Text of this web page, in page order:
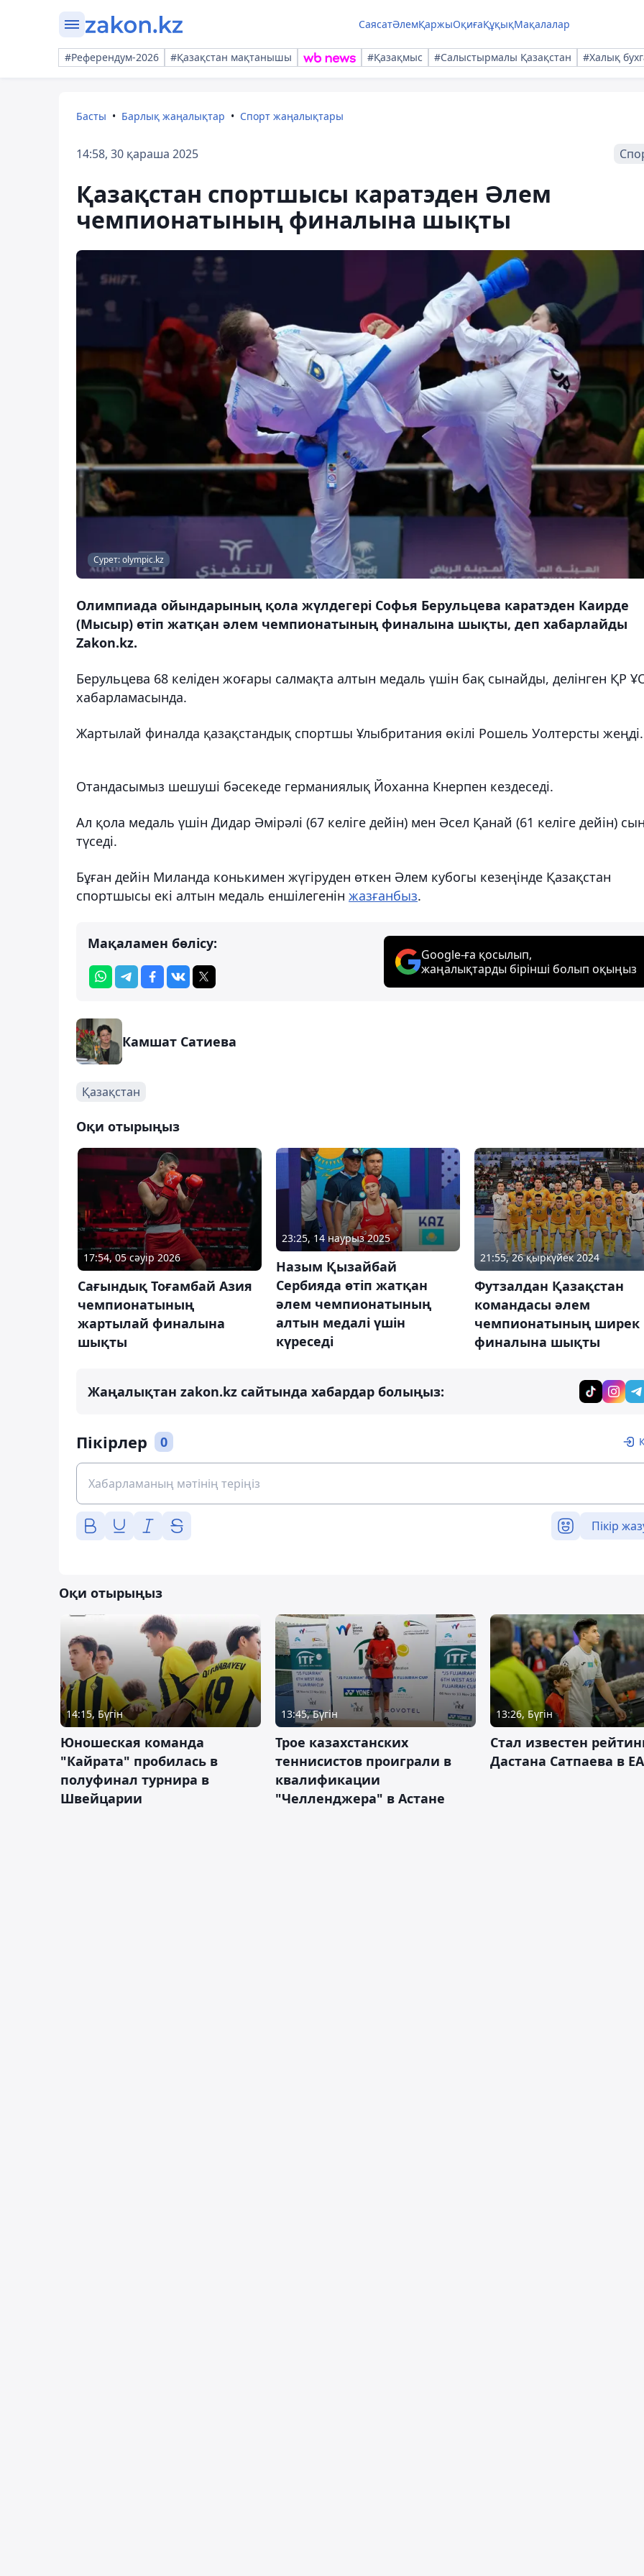
СаясатӘлемҚаржыОқиғаҚұқықМақалалар
#Референдум-2026 #Қазақстан мақтанышы #Қазақмыс #Салыстырмалы Қазақстан #Халық
Басты Барлық жаңалықтар Спорт жаңалықтары
14:58, 30 қараша 2025
Қазақстан спортшысы каратэден Әлем
чемпионатының финалына шықты
Сурет: olympic.kz
Олимпиада ойындарының қола жүлдегері Софья Берульцева каратэден Каирде
(Мысыр) өтіп жатқан әлем чемпионатының финалына шықты, деп хабарлайды
Zakon.kz.
Берульцева 68 келіден жоғары салмақта алтын медаль үшін бақ сынайды, делінген ҚР
хабарламасында.
Жартылай финалда қазақстандық спортшы Ұлыбритания өкілі Рошель Уолтерсты жеңді.
Отандасымыз шешуші бәсекеде германиялық Йоханна Кнерпен кездеседі.
Ал қола медаль үшін Дидар Әмірәлі (67 келіге дейін) мен Әсел Қанай (61 келіге дейін)
түседі.
Бұған дейін Миланда конькимен жүгіруден өткен Әлем кубогы кезеңінде Қазақстан
спортшысы екі алтын медаль еншілегенін жазғанбыз.
Мақаламен бөлісу:
Google-ға қосылып,
жаңалықтарды бірінші болып оқыңыз
Камшат Сатиева
Қазақстан
Оқи отырыңыз
17:54, 05 сәуір 2026
Сағындық Тоғамбай Азия
чемпионатының
жартылай финалына
шықты
23:25, 14 наурыз 2025
Назым Қызайбай
Сербияда өтіп жатқан
әлем чемпионатының
алтын медалі үшін
күреседі
21:55, 26 қыркүйек 2024
Футзалдан Қазақстан
командасы әлем
чемпионатының ширек
финалына шықты
Жаңалықтан zakon.kz сайтында хабардар болыңыз:
Пікірлер 0
Пікір
Оқи отырыңыз
14:15, Бүгін
Юношеская команда
"Кайрата" пробилась в
полуфинал турнира в
Швейцарии
13:45, Бүгін
Трое казахстанских
теннисистов проиграли в
квалификации
"Челленджера" в Астане
13:26, Бүгін
Стал известен
Дастана Сатпаева в EA